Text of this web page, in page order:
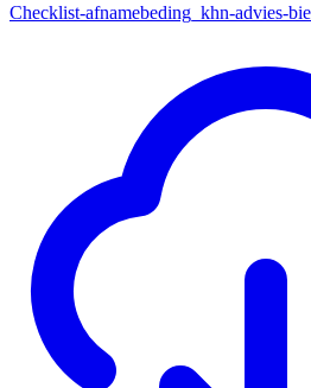
Checklist-afnamebeding_khn-advies-